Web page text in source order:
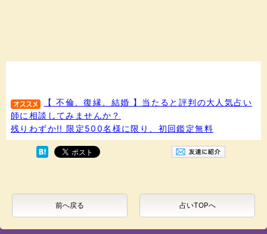
【 不倫、復縁、結婚 】当たると評判の大人気占い
師に相談してみませんか？
残りわずか!! 限定500名様に限り、初回鑑定無料
前へ戻る 占いTOPへ